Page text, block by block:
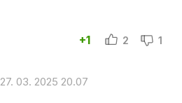
+1 2 1
27. 03. 2025 20.07